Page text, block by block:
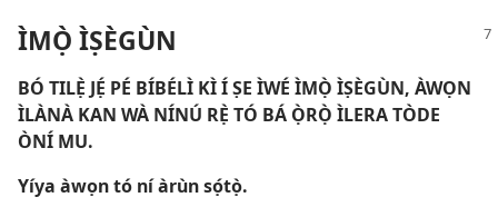
ÌMỌ̀ ÌṢÈGÙN
BÓ TILẸ̀ JẸ́ PÉ BÍBÉLÌ KÌ Í ṢE ÌWÉ ÌMỌ̀ ÌṢÈGÙN, ÀWỌN
ÌLÀNÀ KAN WÀ NÍNÚ RẸ̀ TÓ BÁ Ọ̀RỌ̀ ÌLERA TÒDE
ÒNÍ MU.
Yíya àwọn tó ní àrùn sọ́tọ̀.